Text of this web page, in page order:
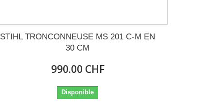
STIHL TRONCONNEUSE MS 201 C-M EN
30 CM
990.00 CHF
Disponible